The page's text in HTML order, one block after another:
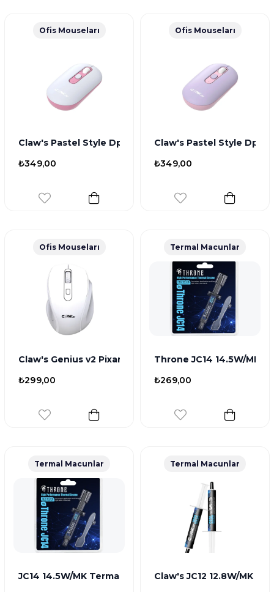
Ofis Mouseları
Claw's Pastel Style Dpı Değiştirme Tuşlu Kombin
₺349,00
Ofis Mouseları
Claw's Pastel Style Dpı
₺349,00
Ofis Mouseları
Claw's Genius v2 Pixart PAW3065 Sensörlü Kompakt
₺299,00
Termal Macunlar
Throne JC14 14.5W/MK
₺269,00
Termal Macunlar
JC14 14.5W/MK Termal Iletkenlikli Yüksek Performans
Termal Macunlar
Claw's JC12 12.8W/MK